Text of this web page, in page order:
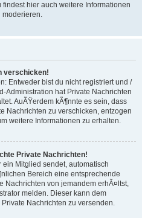
hier auch weitere Informationen
moderieren.
verschicken!
Entweder bist du nicht registriert und /
Administration hat Private Nachrichten
AuÃŸerdem kÃ¶nnte es sein, dass
Nachrichten zu verschicken, entzogen
weitere Informationen zu erhalten.
Private Nachrichten!
Mitglied sendet, automatisch
Bereich eine entsprechende
Nachrichten von jemandem erhÃ¤ltst,
melden. Dieser kann dem
Nachrichten zu versenden.